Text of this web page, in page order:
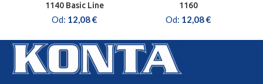
1140 Basic Line
Od: 12,08€
1160
Od: 12,08€